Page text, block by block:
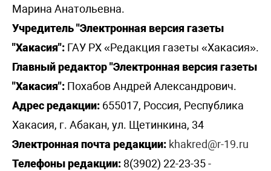
Марина Анатольевна.
Учредитель "Электронная версия газеты
"Хакасия": ГАУ РХ «Редакция газеты «Хакасия».
Главный редактор "Электронная версия газеты
"Хакасия": Похабов Андрей Александрович.
Адрес редакции: 655017, Россия, Республика
Хакасия, г. Абакан, ул. Щетинкина, 34
Электронная почта редакции: khakred@r-19.ru
Телефоны редакции: 8(3902) 22-23-35 -